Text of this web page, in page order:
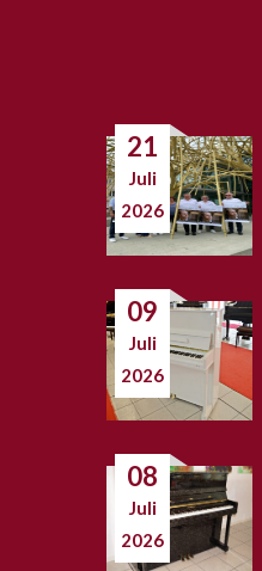
21
Juli
2026
09
Juli
2026
08
Juli
2026